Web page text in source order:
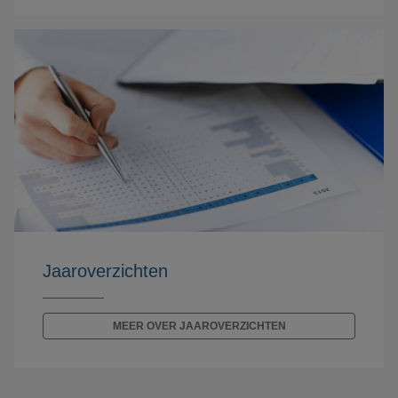
Jaaroverzichten
MEER OVER JAAROVERZICHTEN